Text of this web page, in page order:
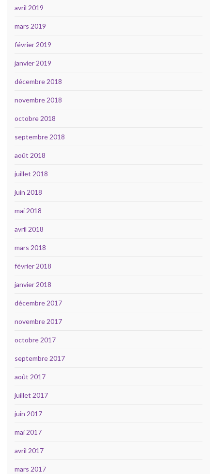
avril 2019
mars 2019
février 2019
janvier 2019
décembre 2018
novembre 2018
octobre 2018
septembre 2018
août 2018
juillet 2018
juin 2018
mai 2018
avril 2018
mars 2018
février 2018
janvier 2018
décembre 2017
novembre 2017
octobre 2017
septembre 2017
août 2017
juillet 2017
juin 2017
mai 2017
avril 2017
mars 2017